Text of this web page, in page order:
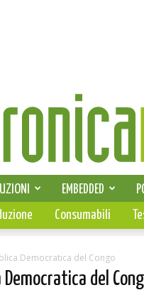
EMBEDDED
PCB
Consumabili
Democratica del Congo
Democratica del